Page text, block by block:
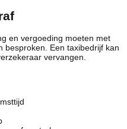
en vergoeding moeten met
besproken. Een taxibedrijf kan
vervangen.